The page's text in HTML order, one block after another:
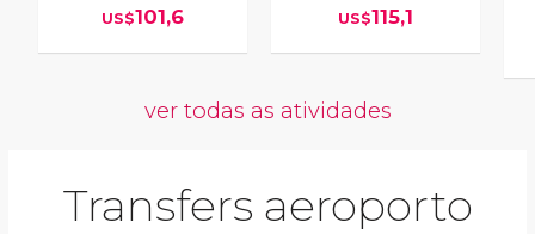
US$101,6
US$115,1
ver todas as atividades
Transfers aeroporto